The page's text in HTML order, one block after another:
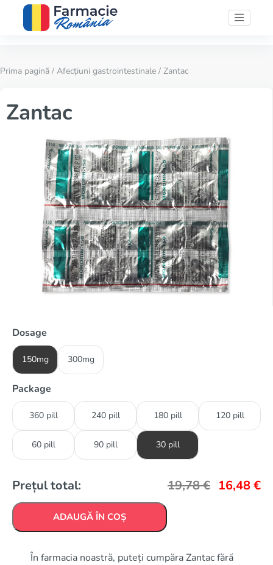
Prima pagină / Afecțiuni gastrointestinale / Zantac
Zantac
Dosage
150mg 300mg
Package
360 pill 240 pill 180 pill 120 pill
60 pill 90 pill 30 pill
Prețul total: 19,78€ 16,48€
ADAUGĂ ÎN COȘ
În farmacia noastră, puteți cumpăra Zantac fără